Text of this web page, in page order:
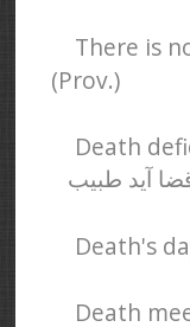
There is
(Prov.)
Death
آید طبیب
Death's
Death